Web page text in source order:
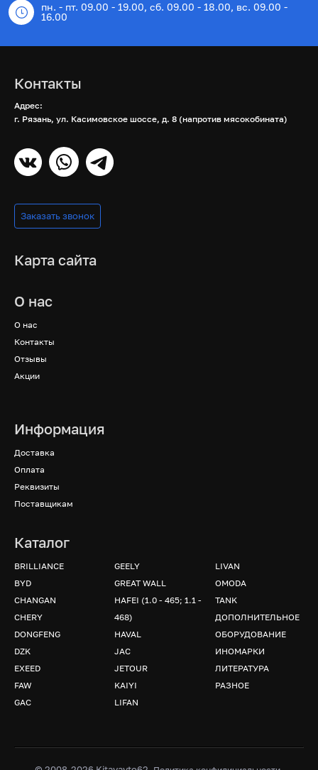
пн. - пт. 09.00 - 19.00, сб. 09.00 - 18.00, вс. 09.00 -
16.00
Контакты
Адрес:
г. Рязань, ул. Касимовское шоссе, д. 8 (напротив мясокобината)
Заказать звонок
Карта сайта
О нас
О нас
Контакты
Отзывы
Акции
Информация
Доставка
Оплата
Реквизиты
Поставщикам
Каталог
BRILLIANCE
BYD
CHANGAN
CHERY
DONGFENG
DZK
EXEED
FAW
GAC
GEELY
GREAT WALL
HAFEI (1.0 - 465; 1.1 -
468)
HAVAL
JAC
JETOUR
KAIYI
LIFAN
LIVAN
OMODA
TANK
ДОПОЛНИТЕЛЬНОЕ
ОБОРУДОВАНИЕ
ИНОМАРКИ
ЛИТЕРАТУРА
РАЗНОЕ